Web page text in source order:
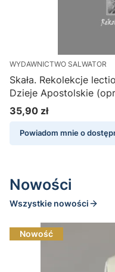
WYDAWNICTWO SALWATOR
Skała. Rekolekcje
Dzieje Apostolskie
Wons SDS
Cena
35,90 zł
Powiadom mnie o
Nowości
Wszystkie nowości
Nowość